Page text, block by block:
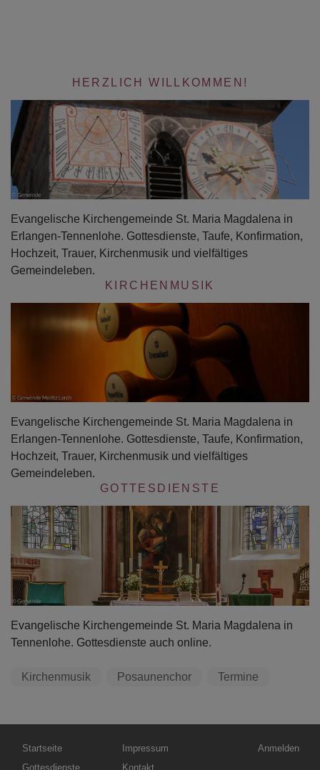
HERZLICH WILLKOMMEN!
Evangelische Kirchengemeinde St. Maria Magdalena in
Erlangen-Tennenlohe. Gottesdienste, Taufe, Konfirmation,
Hochzeit, Trauer, Kirchenmusik und vielfältiges
Gemeindeleben.
KIRCHENMUSIK
Evangelische Kirchengemeinde St. Maria Magdalena in
Erlangen-Tennenlohe. Gottesdienste, Taufe, Konfirmation,
Hochzeit, Trauer, Kirchenmusik und vielfältiges
Gemeindeleben.
GOTTESDIENSTE
Evangelische Kirchengemeinde St. Maria Magdalena in
Tennenlohe. Gottesdienste auch online.
Kirchenmusik Posaunenchor Termine
Hauptnavigation
Startseite
Gottesdienste
Fußbereichsmenü
Impressum
Kontakt
Benutzermenü
Anmelden